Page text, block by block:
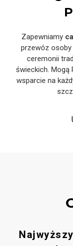
Zapewniamy
przewóz osoby
ceremonii
świeckich. Mogą
wsparcie na